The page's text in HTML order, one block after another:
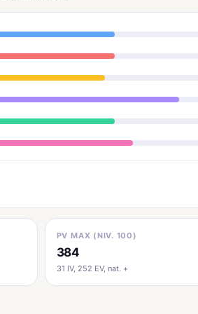
PV MAX (NIV. 100)
384
31 IV, 252 EV, nat. +